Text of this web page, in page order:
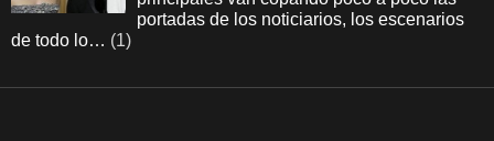
portadas de los noticiarios, los escenarios
de todo lo… (1)